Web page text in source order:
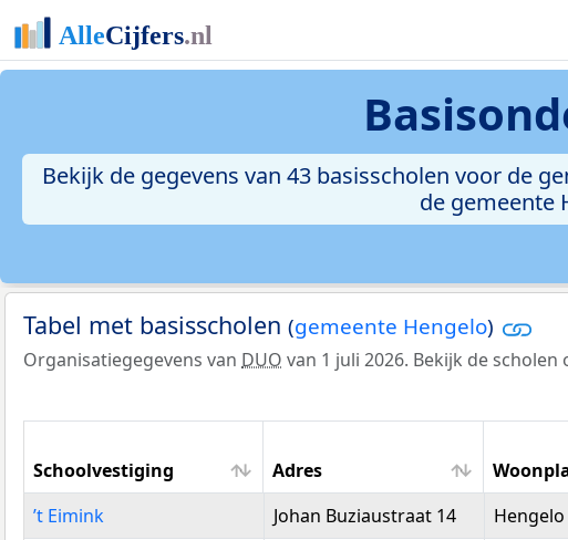
Bekijk de gegevens van 43 basisscholen voor de
de gemeente
Tabel met basisscholen (gemeente Hengelo)
Organisatiegegevens van DUO van 1 juli 2026. Bekijk de scholen
Schoolvestiging Adres
Schoolvestiging
Adres
’t Eimink Johan Buziaustraat 14